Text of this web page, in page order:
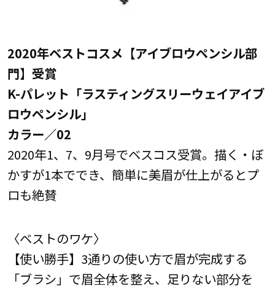
2020年ベストコスメ【アイブロウペンシル部
門】受賞
K-パレット「ラスティングスリーウェイアイブ
ロウペンシル」
カラー／02
2020年1、7、9月号でベスコス受賞。描く・ぼ
かすが1本ででき、簡単に美眉が仕上がるとプ
ロも絶賛
〈ベストのワケ〉
【使い勝手】3通りの使い方で眉が完成する
「ブラシ」で眉全体を整え、足りない部分を